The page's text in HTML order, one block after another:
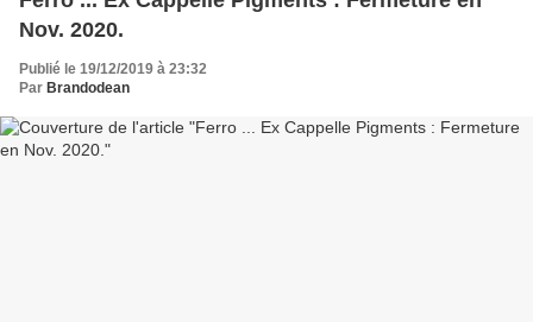
Nov. 2020.
Publié le 19/12/2019 à 23:32
Par Brandodean